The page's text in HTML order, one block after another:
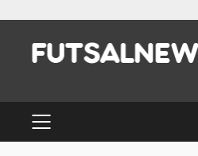
content
PRIMARY
MENU